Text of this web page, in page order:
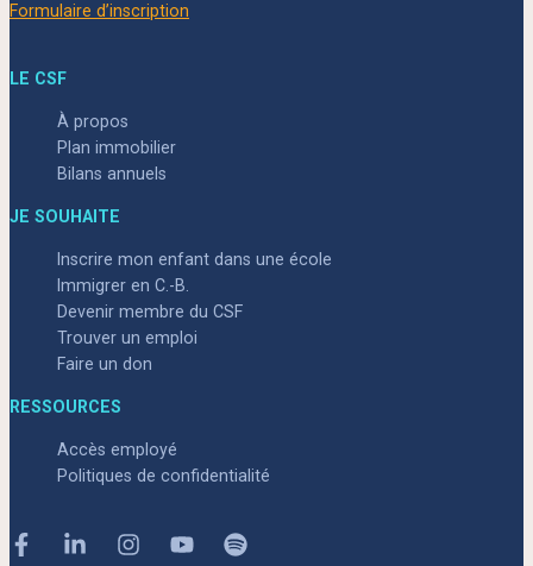
Formulaire d’inscription
LE CSF
À propos
Plan immobilier
Bilans annuels
JE SOUHAITE
Inscrire mon enfant dans une école
Immigrer en C.-B.
Devenir membre du CSF
Trouver un emploi
Faire un don
RESSOURCES
Accès employé
Politiques de confidentialité
FacebookLinkedinInstagramYoutubeSpotify